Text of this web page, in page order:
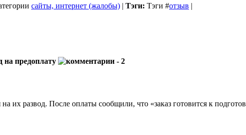
сайты, интернет (жалобы) | Тэги: Тэги #отзыв |
предоплату
- 2
их развод. После оплаты сообщили, что «заказ готовится к